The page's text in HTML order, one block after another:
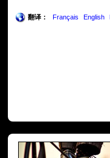
翻译： Français English